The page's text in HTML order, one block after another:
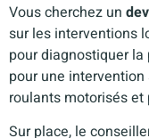
Vous cherchez un
sur les interventions
pour diagnostiquer
pour une
roulants motorisés
Sur place, le